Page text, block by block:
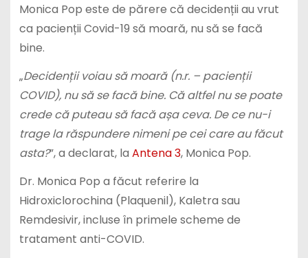
Monica Pop este de părere că decidenții au vrut
ca pacienții Covid-19 să moară, nu să se facă
bine.
„Decidenții voiau să moară (n.r. – pacienții
COVID), nu să se facă bine. Că altfel nu se poate
crede că puteau să facă așa ceva. De ce nu-i
trage la răspundere nimeni pe cei care au făcut
asta?”, a declarat, la Antena 3, Monica Pop.
Dr. Monica Pop a făcut referire la
Hidroxiclorochina (Plaquenil), Kaletra sau
Remdesivir, incluse în primele scheme de
tratament anti-COVID.